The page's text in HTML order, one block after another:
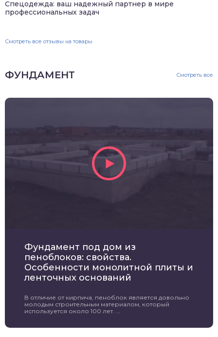
Спецодежда: ваш надежный партнер в мире
профессиональных задач
Смотреть все отзывы на товары
ФУНДАМЕНТ Смотреть все
Фундамент под дом из
пеноблоков: свойства.
Особенности монолитной плиты и
ленточных оснований
В отличие от кирпича, пеноблок является довольно
молодым строительным материалом, который
используется около 100 лет. ...